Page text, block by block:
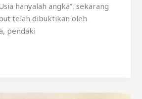
hanyalah angka”, sekarang
telah dibuktikan oleh
pendaki